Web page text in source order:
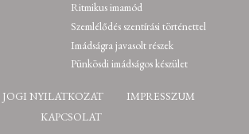
Innsbruckban Simon
Aichner brixeni
hercegpüspök pappá
1901. július végén
Ritmikus imamód
Szemlélődés szentírási történettel
Imádságra javasolt részek
Pünkösdi imádságos készület
JOGI NYILATKOZAT
IMPRESSZUM
KAPCSOLAT